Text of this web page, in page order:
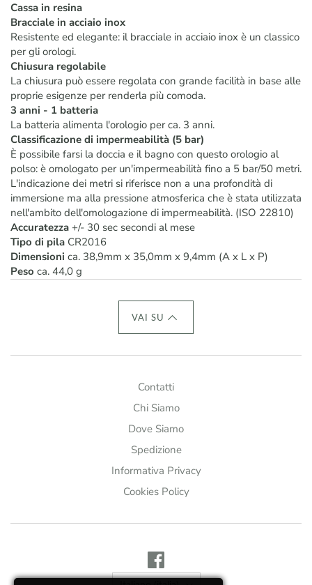
Cassa in resina
Bracciale in acciaio inox
Resistente ed elegante: il bracciale in acciaio inox è un classico
per gli orologi.
Chiusura regolabile
La chiusura può essere regolata con grande facilità in base alle
proprie esigenze per renderla più comoda.
3 anni - 1 batteria
La batteria alimenta l'orologio per ca. 3 anni.
Classificazione di impermeabilità (5 bar)
È possibile farsi la doccia e il bagno con questo orologio al
polso: è omologato per un'impermeabilità fino a 5 bar/50 metri.
L'indicazione dei metri si riferisce non a una profondità di
immersione ma alla pressione atmosferica che è stata utilizzata
nell'ambito dell'omologazione di impermeabilità. (ISO 22810)
Accuratezza +/- 30 sec secondi al mese
Tipo di pila CR2016
Dimensioni ca. 38,9mm x 35,0mm x 9,4mm (A x L x P)
Peso ca. 44,0 g
VAI SU
Contatti
Chi Siamo
Dove Siamo
Spedizione
Informativa Privacy
Cookies Policy
Lingua